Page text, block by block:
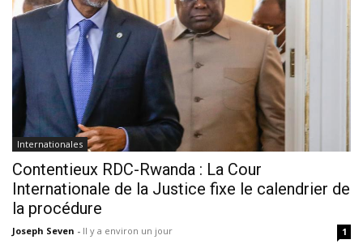
Internationales
Contentieux RDC-Rwanda : La Cour
Internationale de la Justice fixe le calendrier de
la procédure
Joseph Seven - Il y a environ un jour 1